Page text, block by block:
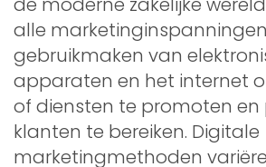
alle
gebruikmaken van
apparaten en het internet
of diensten te promoten en
klanten te bereiken. Digitale
marketingmethoden